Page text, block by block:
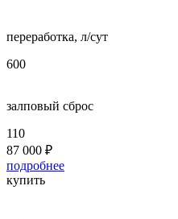
переработка, л/сут
600
залповый сброс
110
87 000 ₽
подробнее
купить